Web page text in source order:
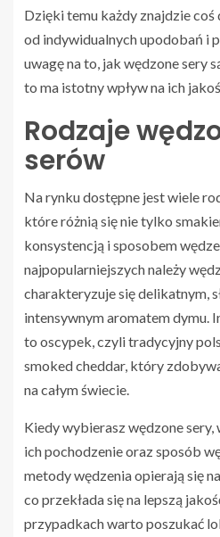
Dzięki temu każdy znajdzie coś
od indywidualnych upodobań i
uwagę na to, jak wędzone sery
to ma istotny wpływ na ich
Rodzaje
serów
Na rynku dostępne jest wiele
które różnią się nie tylko
konsystencją i sposobem
najpopularniejszych należy
charakteryzuje się delikatnym,
intensywnym aromatem dymu.
to oscypek, czyli tradycyjny
smoked cheddar, który
na całym świecie.
Kiedy wybierasz wędzone
ich pochodzenie oraz sposób
metody wędzenia opierają się
co przekłada się na lepszą
przypadkach warto poszukać